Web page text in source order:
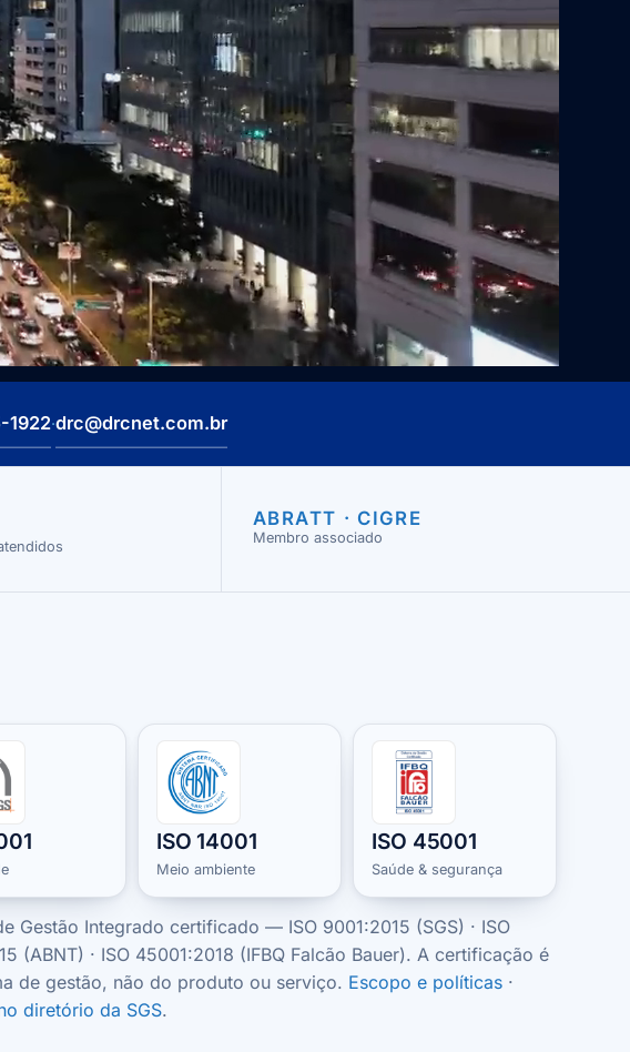
1922·drc@drcnet.com.br
ABRATT ·CIGRE
Membro associado
ISO 14001
Meio ambiente
ISO 45001
Saúde & segurança
Gestão Integrado certificado — ISO 9001:2015 (SGS) · ISO
(ABNT) · ISO 45001:2018 (IFBQ Falcão Bauer). A certificação é
de gestão, não do produto ou serviço. Escopo e políticas·
diretório da SGS.